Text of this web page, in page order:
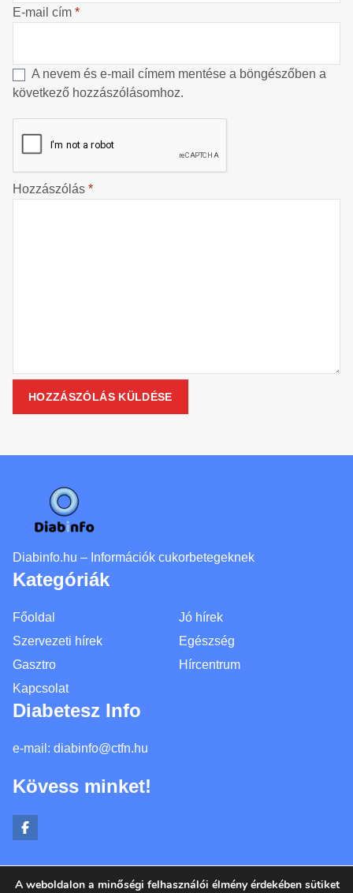
E-mail cím *
A nevem és e-mail címem mentése a böngészőben a
következő hozzászólásomhoz.
Hozzászólás *
Diabinfo.hu – Információk cukorbetegeknek
Kategóriák
Főoldal
Jó hírek
Szervezeti hírek
Egészség
Gasztro
Hírcentrum
Kapcsolat
Diabetesz Info
e-mail: diabinfo@ctfn.hu
Kövess minket!
A weboldalon a minőségi felhasználói élmény érdekében sütiket